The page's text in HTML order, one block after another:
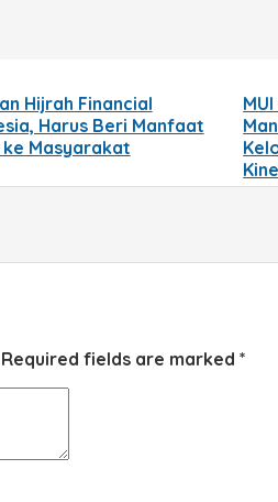
Hijrah Financial
Harus Beri Manfaat
Masyarakat
Required fields are marked *